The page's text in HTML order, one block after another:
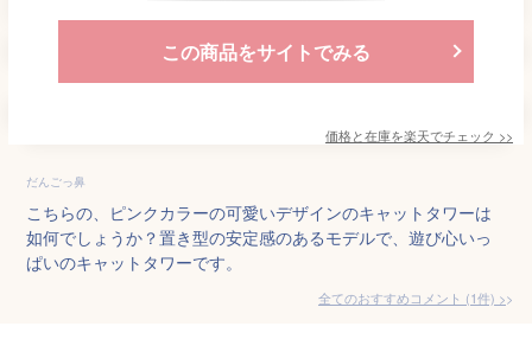
この商品をサイトでみる
価格と在庫を楽天でチェック >>
だんごっ鼻
こちらの、ピンクカラーの可愛いデザインのキャットタワーは
如何でしょうか？置き型の安定感のあるモデルで、遊び心いっ
ぱいのキャットタワーです。
全てのおすすめコメント (1件) >